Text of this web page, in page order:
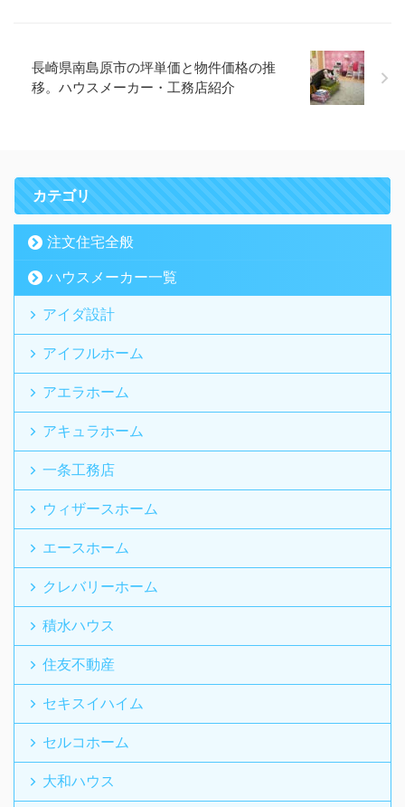
長崎県南島原市の坪単価と物件価格の推
移。ハウスメーカー・工務店紹介
カテゴリ
注文住宅全般
ハウスメーカー一覧
アイダ設計
アイフルホーム
アエラホーム
アキュラホーム
一条工務店
ウィザースホーム
エースホーム
クレバリーホーム
積水ハウス
住友不動産
セキスイハイム
セルコホーム
大和ハウス